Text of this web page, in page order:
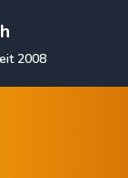
2008